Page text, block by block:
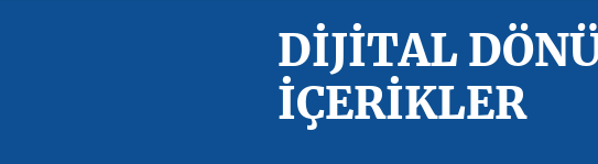
DİJİTAL
İÇERİKLER